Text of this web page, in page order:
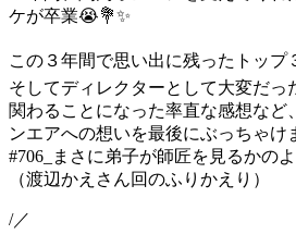
ケが卒業😭💐✨
この３年間で思い出に残ったトップ
そしてディレクターとして大変だっ
関わることになった率直な感想など
ンエアへの想いを最後にぶっちゃけ
#706_まさに弟子が師匠を見るかの
（渡辺かえさん回のふりかえり）
/／